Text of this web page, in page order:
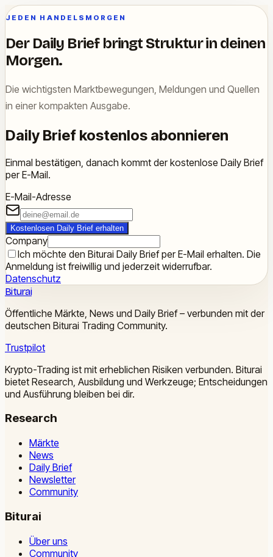
JEDEN HANDELSMORGEN
Der Daily Brief bringt Struktur in deinen
Morgen.
Die wichtigsten Marktbewegungen, Meldungen und Quellen
in einer kompakten Ausgabe.
Daily Brief kostenlos abonnieren
Einmal bestätigen, danach kommt der kostenlose Daily Brief
per E-Mail.
E-Mail-Adresse
Kostenlosen Daily Brief erhalten
Company
Ich möchte den Biturai Daily Brief per E-Mail erhalten. Die
Anmeldung ist freiwillig und jederzeit widerrufbar.
Datenschutz
Biturai
Öffentliche Märkte, News und Daily Brief – verbunden mit der
deutschen Biturai Trading Community.
Trustpilot
Krypto-Trading ist mit erheblichen Risiken verbunden. Biturai
bietet Research, Ausbildung und Werkzeuge; Entscheidungen
und Ausführung bleiben bei dir.
Research
Märkte
News
Daily Brief
Newsletter
Community
Biturai
Über uns
Community